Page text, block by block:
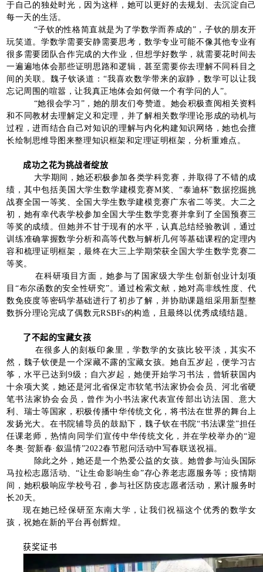
于自己的独处时光，因为这样，她可以更好的去规划、去沉淀自己
每一天的生活。
“子钦的性格简直就是为了学数学而养成的”，子钦的朋友开
玩笑道。学数学需要安静需要思考，数学专业可能不像其他专业有
很多需要团队合作完成的大作业，但想学好数学，就需要花时间去
一遍遍地体会那些证明思路和逻辑，甚至需要你去理解不同科目之
间的关联。魏子钦谈道：“我喜欢数学带来的寂静，数学可以让我
忘记周围的喧嚣，让我真正地体会如何做一个有学问的人”。
“她很会学习”，她的朋友们夸赞道。她会积极查阅相关资料
和不同教材去理解定义和定理，并了解相关数学理论形成的动机与
过程，进而结合自己对知识的理解与内化构建知识网络，她也会擅
长绘制思维导图来整理知识框架和定理证明框架，分析重难点。
成功之花为挑战者绽放
大学期间，她还积极参加各类学科竞赛，并取得了不错的成
绩，其中包括美国大学生数学建模竞赛M奖、“泰迪杯”数据挖掘挑
战赛全国一等奖、全国大学生数学建模竞赛广东省二等奖。大二之
初，她有幸代表学校参加全国大学生数学竞赛并拿到了全国预赛三
等奖的成绩。但她并不甘于现有的水平，认真总结经验教训，通过
训练准确掌握数学分析和高等代数与解析几何等基础课程的定理内
容和梳理证明框架，最终在大三上学期荣获全国大学生数学竞赛二
等奖。
在科研项目方面，她参与了国家级大学生创新创业计划项
目“布尔函数的安全性研究”。通过检索文献，她对高非线性度、代
数免疫度等密码学基础进行了初步了解，并协助课题组采用新型整
数拆分理论完成了偶数元RSBFs的构造，且最终以优秀成绩结题。
了不起的宝藏女孩
在很多人的刻板印象里，学数学的女孩比较平淡，其实不
然，魏子钦便是一个深藏不露的宝藏女孩。她自五岁起，便学习古
筝，水平已达到 9级；自六岁起，她便开始学习书法，曾斩获国内
十余项大奖，她还是河北省保定市软笔书法家协会会员、河北省硬
笔书法家协会会员，曾作为小书法家代表宣传部出访法国、意大
利、瑞士等国家，积极传播中华传统文化，将书法在世界的舞台上
发扬光大。在书院辅导员的鼓励下，魏子钦在书院“书法课堂”担任
任课老师，热情向同学们宣传中华传统文化，并在学校举办的“迎
冬奥·贺新春·叙温情”2022春节慰问活动中写春联送祝福。
除此之外，她还是一个热爱公益的女孩。她曾参与汕头国际
马拉松志愿活动、“让生命影响生命”存心养老志愿服务等；疫情期
间，她积极响应学校号召，参与社区防疫志愿者活动，累计服务时
长20天。
现在她已经保研至东南大学，让我们祝福这个优秀的数学女
孩，祝她在新的平台再创辉煌。
获奖证书